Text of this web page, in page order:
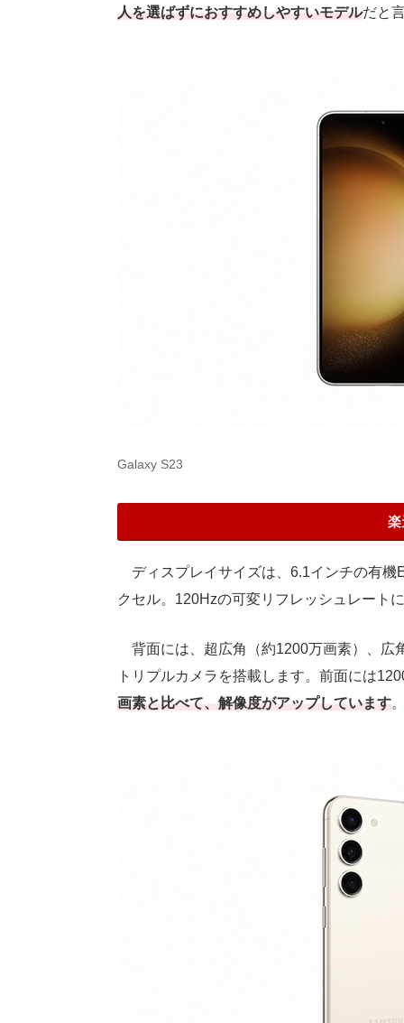
人を選ばずにおすすめしやすいモデルだと
Galaxy S23
楽
ディスプレイサイズは、6.1インチの有機
クセル。120Hzの可変リフレッシュレート
背面には、超広角（約1200万画素）、広
トリプルカメラを搭載します。前面には
画素と比べて、解像度がアップしています